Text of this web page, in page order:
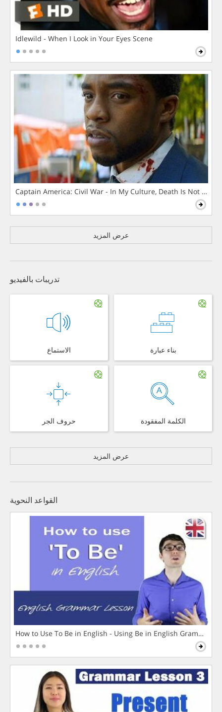
Idlewild - When I Look in Your Eyes Scene
Captain America: Civil War - In My Culture, Death Is Not The
عرض المزيد
تدريبات بالفيديو
الاستماع بناء عبارة
حروف الجر الكلمة المفقودة
عرض المزيد
القواعد النحوية
How to Use To Be in English - Using Be in English Grammar